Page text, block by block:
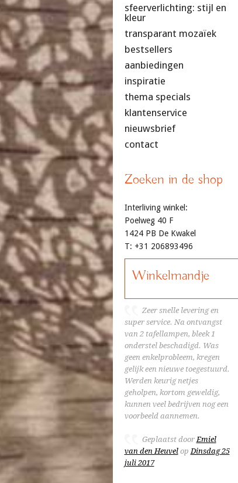
sfeerverlichting: stijl en
kleur
transparant mozaïek
bestsellers
aanbiedingen
inspiratie
thema specials
klantenservice
nieuwsbrief
contact
Zoeken in de shop
Interliving winkel:
Poelweg 40 F
1424 PB De Kwakel
T: +31 206893496
Winkelmandje
Zeer snelle levering en
super service. Na ontvangst
van 2 tafellampen, bleek 1
onderstel beschadigd. Was
geen enkelprobleem, kregen
gelijk een nieuwe toegestuurd.
Werden keurig netjes
geholpen, kortom geweldig,
kunnen veel bedrijven nog een
voorbeeld aannemen.
Geplaatst doorEmiel
van den HeuvelopDinsdag 25
juli 2017